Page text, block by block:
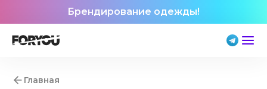
Брендирование одежды!
Главная